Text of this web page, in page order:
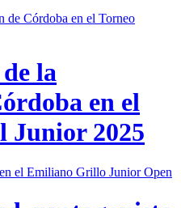
la
en el
Junior 2025